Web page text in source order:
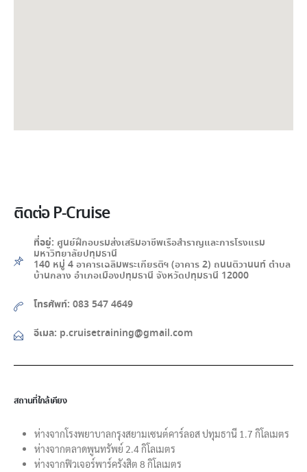
ติดต่อ P-Cruise
ที่อยู่: ศูนย์ฝึกอบรมส่งเสริมอาชีพเรือสำราญและการโรงแรม
มหาวิทยาลัยปทุมธานี
140 หมู่ 4 อาคารเฉลิมพระเกียรติฯ (อาคาร 2) ถนนติวานนท์ ตำบล
บ้านกลาง อำเภอเมืองปทุมธานี จังหวัดปทุมธานี 12000
โทรศัพท์: 083 547 4649
อีเมล: p.cruisetraining@gmail.com
สถานที่ใกล้เคียง
ห่างจากโรงพยาบาลกรุงสยามเซนต์คาร์ลอส ปทุมธานี 1.7 กิโลเมตร
ห่างจากตลาดพูนทรัพย์ 2.4 กิโลเมตร
ห่างจากฟิวเจอร์พาร์ครังสิต 8 กิโลเมตร